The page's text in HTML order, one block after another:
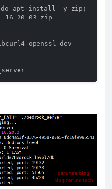
sudo apt install -y zip）
openssl-dev